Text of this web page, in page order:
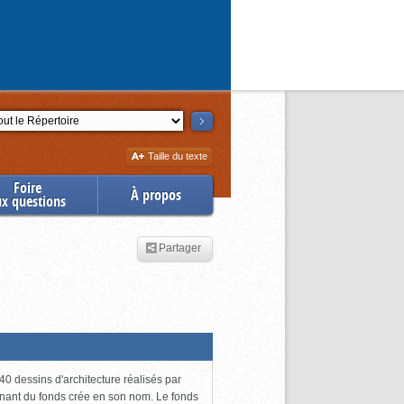
Augmenter
la
Taille du texte
Foire
questions À propos
Partager
dessins d'architecture réalisés par
du fonds crée en son nom. Le fonds